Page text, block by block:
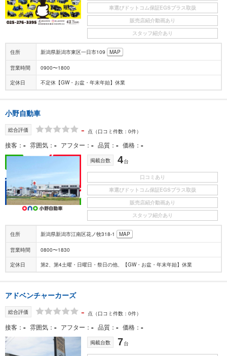
車選びドットコム保証EGSプラス取扱
販売店紹介動画あり
スタッフ紹介あり
住所 新潟県新潟市東区一日市109 MAP
営業時間 0900〜1800
定休日 不定休【GW・お盆・年末年始】休業
小野自動車
総合評価 - 点 （口コミ件数：0件）
接客 - 雰囲気 - アフター - 品質 - 価格 -
掲載台数 4台
口コミあり
車選びドットコム保証EGSプラス取扱
販売店紹介動画あり
スタッフ紹介あり
住所 新潟県新潟市江南区花ノ牧318-1 MAP
営業時間 0800〜1830
定休日 第2、第4土曜・日曜日・祭日の他、【GW・お盆・年末年始】休業
アドベンチャーカーズ
総合評価 - 点 （口コミ件数：0件）
接客 - 雰囲気 - アフター - 品質 - 価格 -
掲載台数 7台